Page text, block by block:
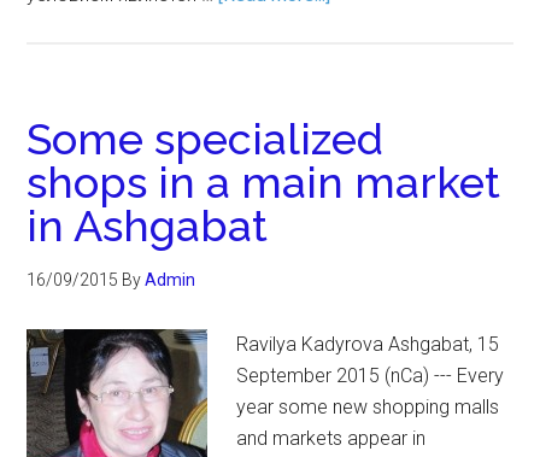
Some specialized
shops in a main market
in Ashgabat
16/09/2015 ByAdmin
Ravilya Kadyrova Ashgabat, 15
September 2015 (nCa) --- Every
year some new shopping malls
and markets appear in